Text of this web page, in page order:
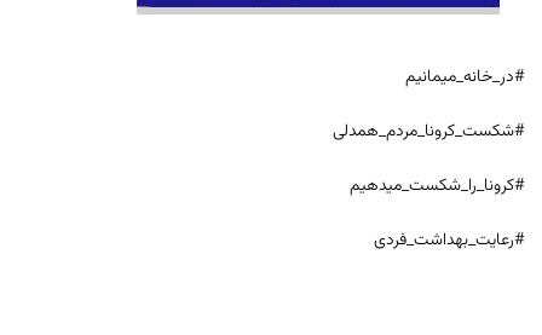
#در_خانه_میمانیم
#شکست_کرونا_مردم_همدلی
#کرونا_را_شکست_میدهیم
#رعایت_بهداشت_فردی